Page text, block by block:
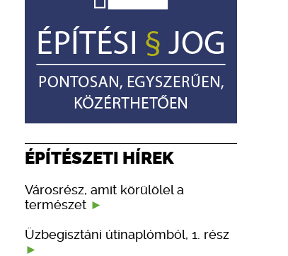
ÉPÍTÉSZETI HÍREK
Városrész, amit körülölel a
természet
Üzbegisztáni útinaplómból, 1. rész